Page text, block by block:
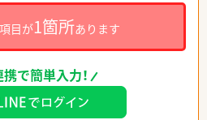
目が1箇所あります
で簡単入力！